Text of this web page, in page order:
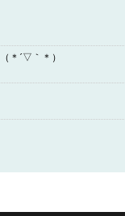
＊´▽｀＊）